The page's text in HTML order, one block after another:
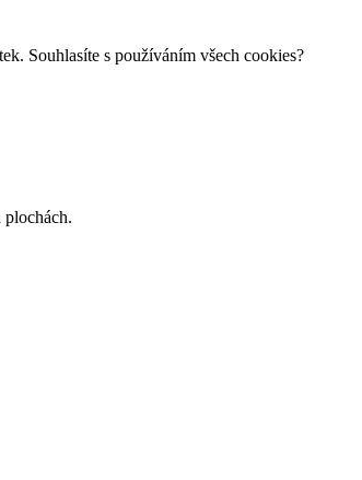
Souhlasíte s používáním všech cookies?